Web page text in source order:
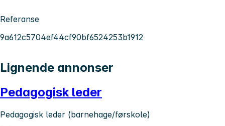
Referanse
9a612c5704ef44cf90bf6524253b1912
Lignende annonser
Pedagogisk leder
Pedagogisk leder (barnehage/førskole)